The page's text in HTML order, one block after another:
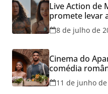
Live Action de
promete levar
Cineflix do
8 de julho de
Cinema do
comédia
hoje e lança
Namorados
11 de junho